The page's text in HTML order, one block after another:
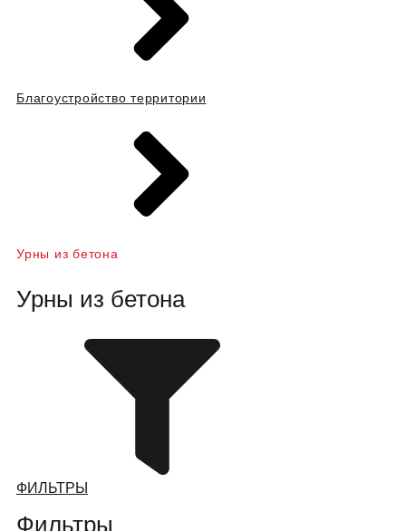
Благоустройство территории
Урны из бетона
Урны из бетона
ФИЛЬТРЫ
Фильтры